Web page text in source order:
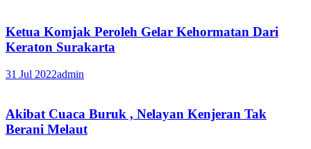
Ketua Komjak Peroleh Gelar Kehormatan Dari
Keraton Surakarta
31 Jul 2022admin
Akibat Cuaca Buruk , Nelayan Kenjeran Tak
Berani Melaut